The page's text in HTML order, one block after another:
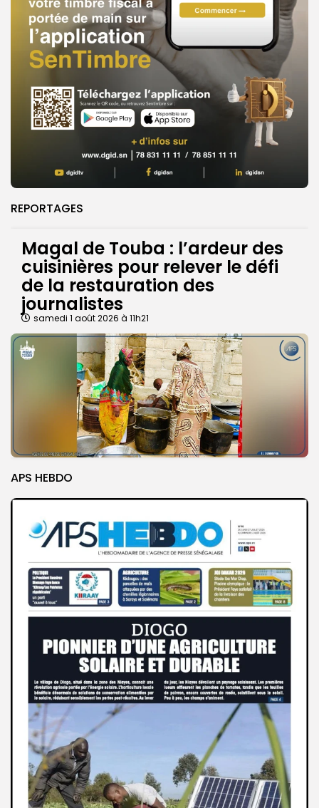
REPORTAGES
Magal de Touba : l’ardeur des
cuisinières pour relever le défi
de la restauration des
journalistes
samedi 1 août 2026 à 11h21
APS HEBDO